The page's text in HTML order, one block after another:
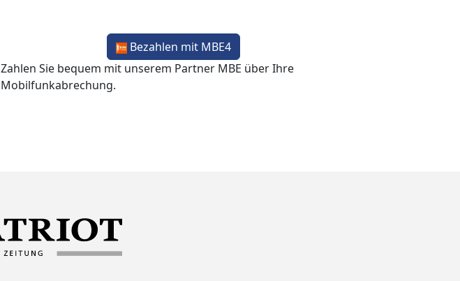
Bezahlen mit MBE4
Zahlen Sie bequem mit unserem Partner MBE über Ihre
Mobilfunkabrechung.